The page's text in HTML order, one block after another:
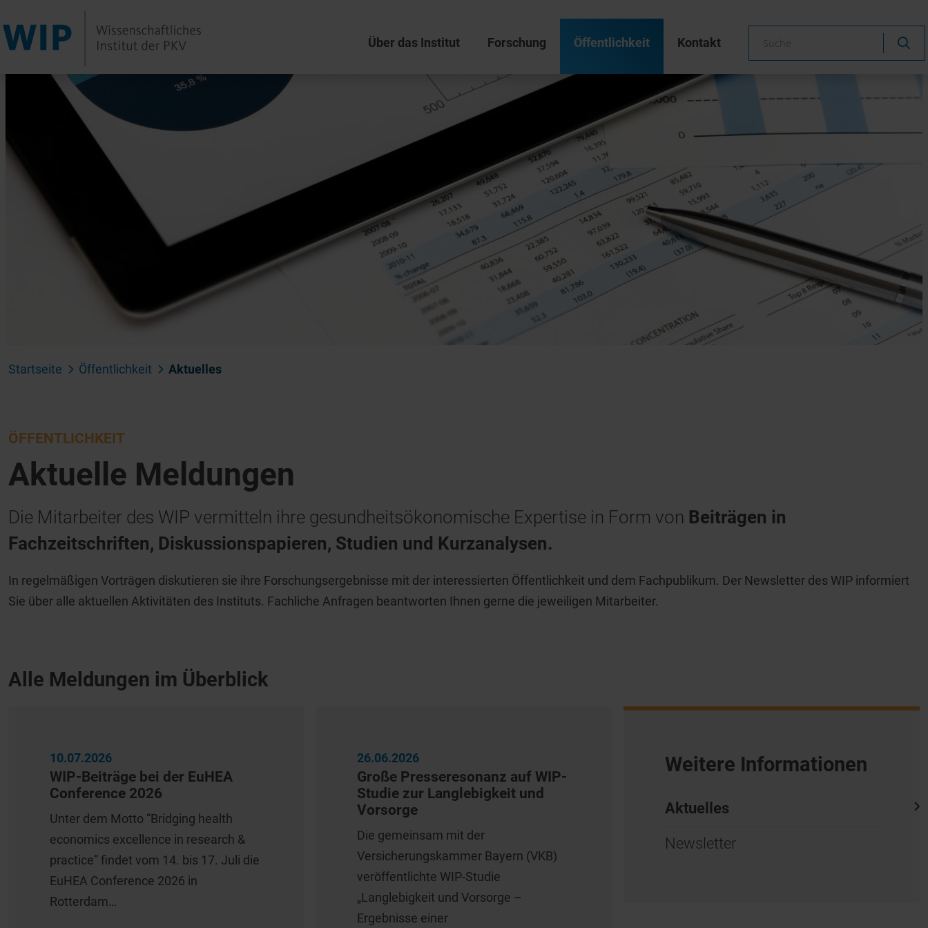
Über das Institut Forschung Öffentlichkeit Kontakt
Startseite Öffentlichkeit Aktuelles
Aktuelle Meldungen
ÖFFENTLICHKEIT
Die Mitarbeiter des WIP vermitteln ihre gesundheitsökonomische Expertise in Form von Beiträgen in
Fachzeitschriften, Diskussionspapieren, Studien und Kurzanalysen.
In regelmäßigen Vorträgen diskutieren sie ihre Forschungsergebnisse mit der interessierten Öffentlichkeit und dem Fachpublikum. Der Newsletter des WIP informiert
Sie über alle aktuellen Aktivitäten des Instituts. Fachliche Anfragen beantworten Ihnen gerne die jeweiligen Mitarbeiter.
Alle Meldungen im Überblick
10.07.2026
WIP-Beiträge bei der EuHEA
Conference 2026
Unter dem Motto “Bridging health
economics excellence in research &
practice” findet vom 14. bis 17. Juli die
EuHEA Conference 2026 in
Rotterdam…
26.06.2026
Große Presseresonanz auf WIP-
Studie zur Langlebigkeit und
Vorsorge
Die gemeinsam mit der
Versicherungskammer Bayern (VKB)
veröffentlichte WIP-Studie
„Langlebigkeit und Vorsorge –
Ergebnisse einer
Weitere Informationen
Aktuelles
Newsletter